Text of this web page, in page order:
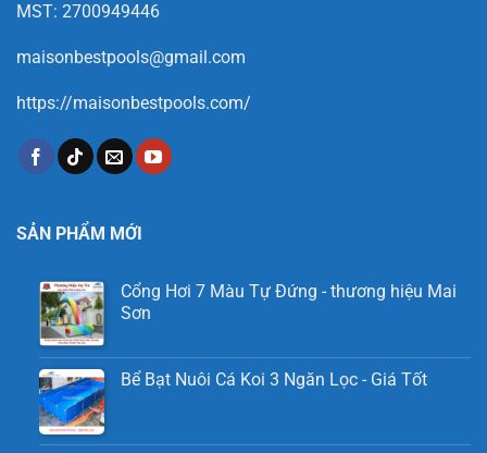
MST: 2700949446
maisonbestpools@gmail.com
https://maisonbestpools.com/
SẢN PHẨM MỚI
Cổng Hơi 7 Màu Tự Đứng - thương hiệu Mai
Sơn
Bể Bạt Nuôi Cá Koi 3 Ngăn Lọc - Giá Tốt